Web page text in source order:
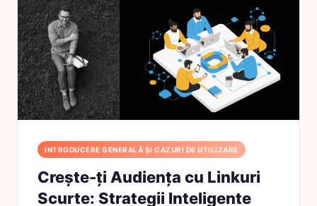
INTRODUCERE GENERALĂ ȘI CAZURI DE UTILIZARE
Crește-ți Audiența cu Linkuri
Scurte: Strategii Inteligente